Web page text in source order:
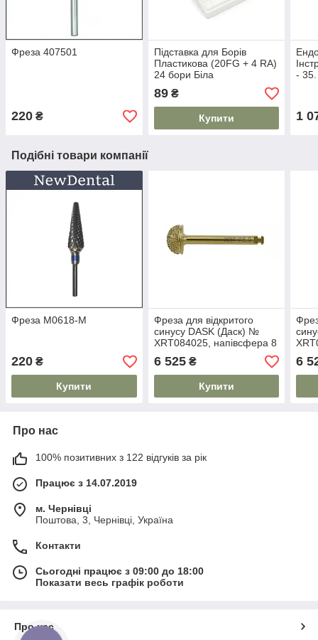
Фреза 407501
220 ₴
Підставка для Борів
Пластикова (20FG + 4 RA)
24 бори Біла
89₴
Купити
-
1
Подібні товари компанії
Фреза М0618-М
220 ₴
Купити
Фреза для відкритого
синусу DASK (Даск) №
XRT084025, напівсфера 8
6 525₴
Купити
6
Про нас
100% позитивних з 122 відгуків за рік
Працює з 14.07.2019
м. Чернівці
Поштова, 3, Чернівці, Україна
Контакти
Сьогодні працює з 09:00 до 18:00
Показати весь графік роботи
Про нас